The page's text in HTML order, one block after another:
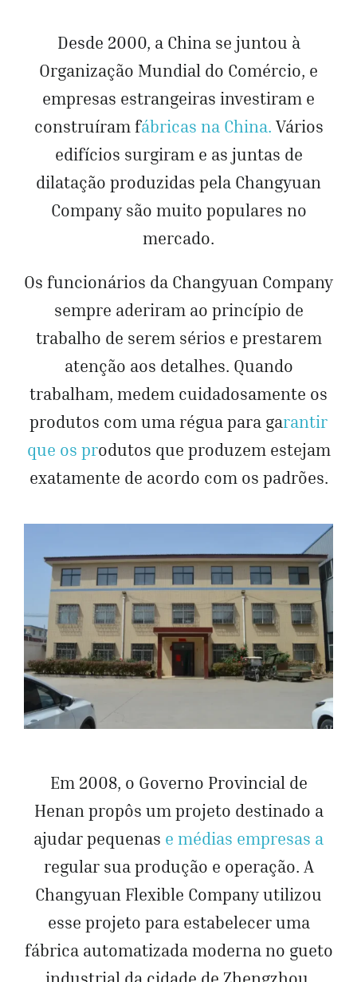
Desde 2000, a China se juntou à
Organização Mundial do Comércio, e
empresas estrangeiras investiram e
construíram fábricas na China. Vários
edifícios surgiram e as juntas de
dilatação produzidas pela Changyuan
Company são muito populares no
mercado.
Os funcionários da Changyuan Company
sempre aderiram ao princípio de
trabalho de serem sérios e prestarem
atenção aos detalhes. Quando
trabalham, medem cuidadosamente os
produtos com uma régua para garantir
que os produtos que produzem estejam
exatamente de acordo com os padrões.
Em 2008, o Governo Provincial de
Henan propôs um projeto destinado a
ajudar pequenas e médias empresas a
regular sua produção e operação. A
Changyuan Flexible Company utilizou
esse projeto para estabelecer uma
fábrica automatizada moderna no gueto